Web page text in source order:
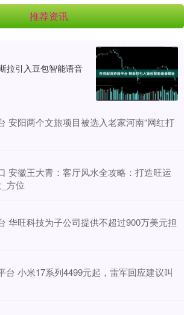
推荐资讯
拉引入豆包智能语音
安阳两个文旅项目被选入老家河南“网红打
安徽王大青：客厅风水全攻略：打造旺运
方位
华旺科技为子公司提供不超过900万美元担
台 小米17系列4499元起，雷军回应建议叫